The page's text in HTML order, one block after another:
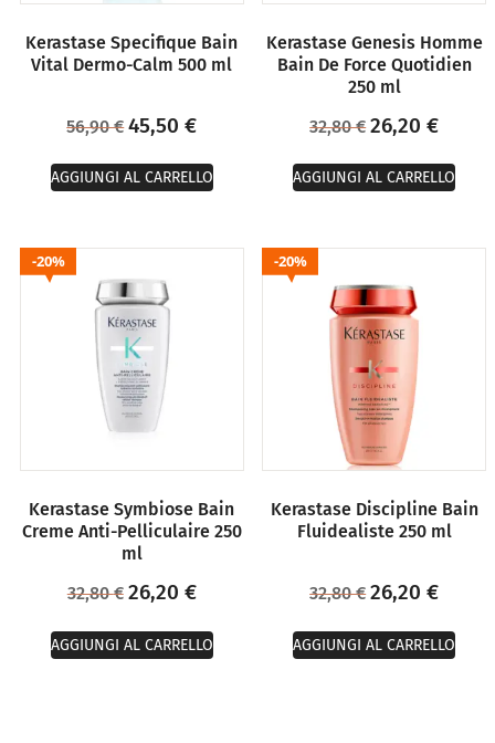
Kerastase Specifique Bain
Vital Dermo-Calm 500 ml
56,90€ 45,50€
AGGIUNGI AL CARRELLO
Kerastase Genesis Homme
Bain De Force Quotidien
250 ml
32,80€ 26,20€
AGGIUNGI AL CARRELLO
Kerastase Symbiose Bain
Creme Anti-Pelliculaire 250
ml
32,80€ 26,20 €
AGGIUNGI AL CARRELLO
Kerastase Discipline Bain
Fluidealiste 250 ml
32,80€ 26,20€
AGGIUNGI AL CARRELLO
20% 20%